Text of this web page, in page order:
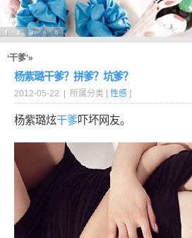
‘干爹’»
杨紫璐干爹？拼爹？坑爹？
2012-05-22 | 所属分类 [ 性感 ]
杨紫璐炫干爹吓坏网友。